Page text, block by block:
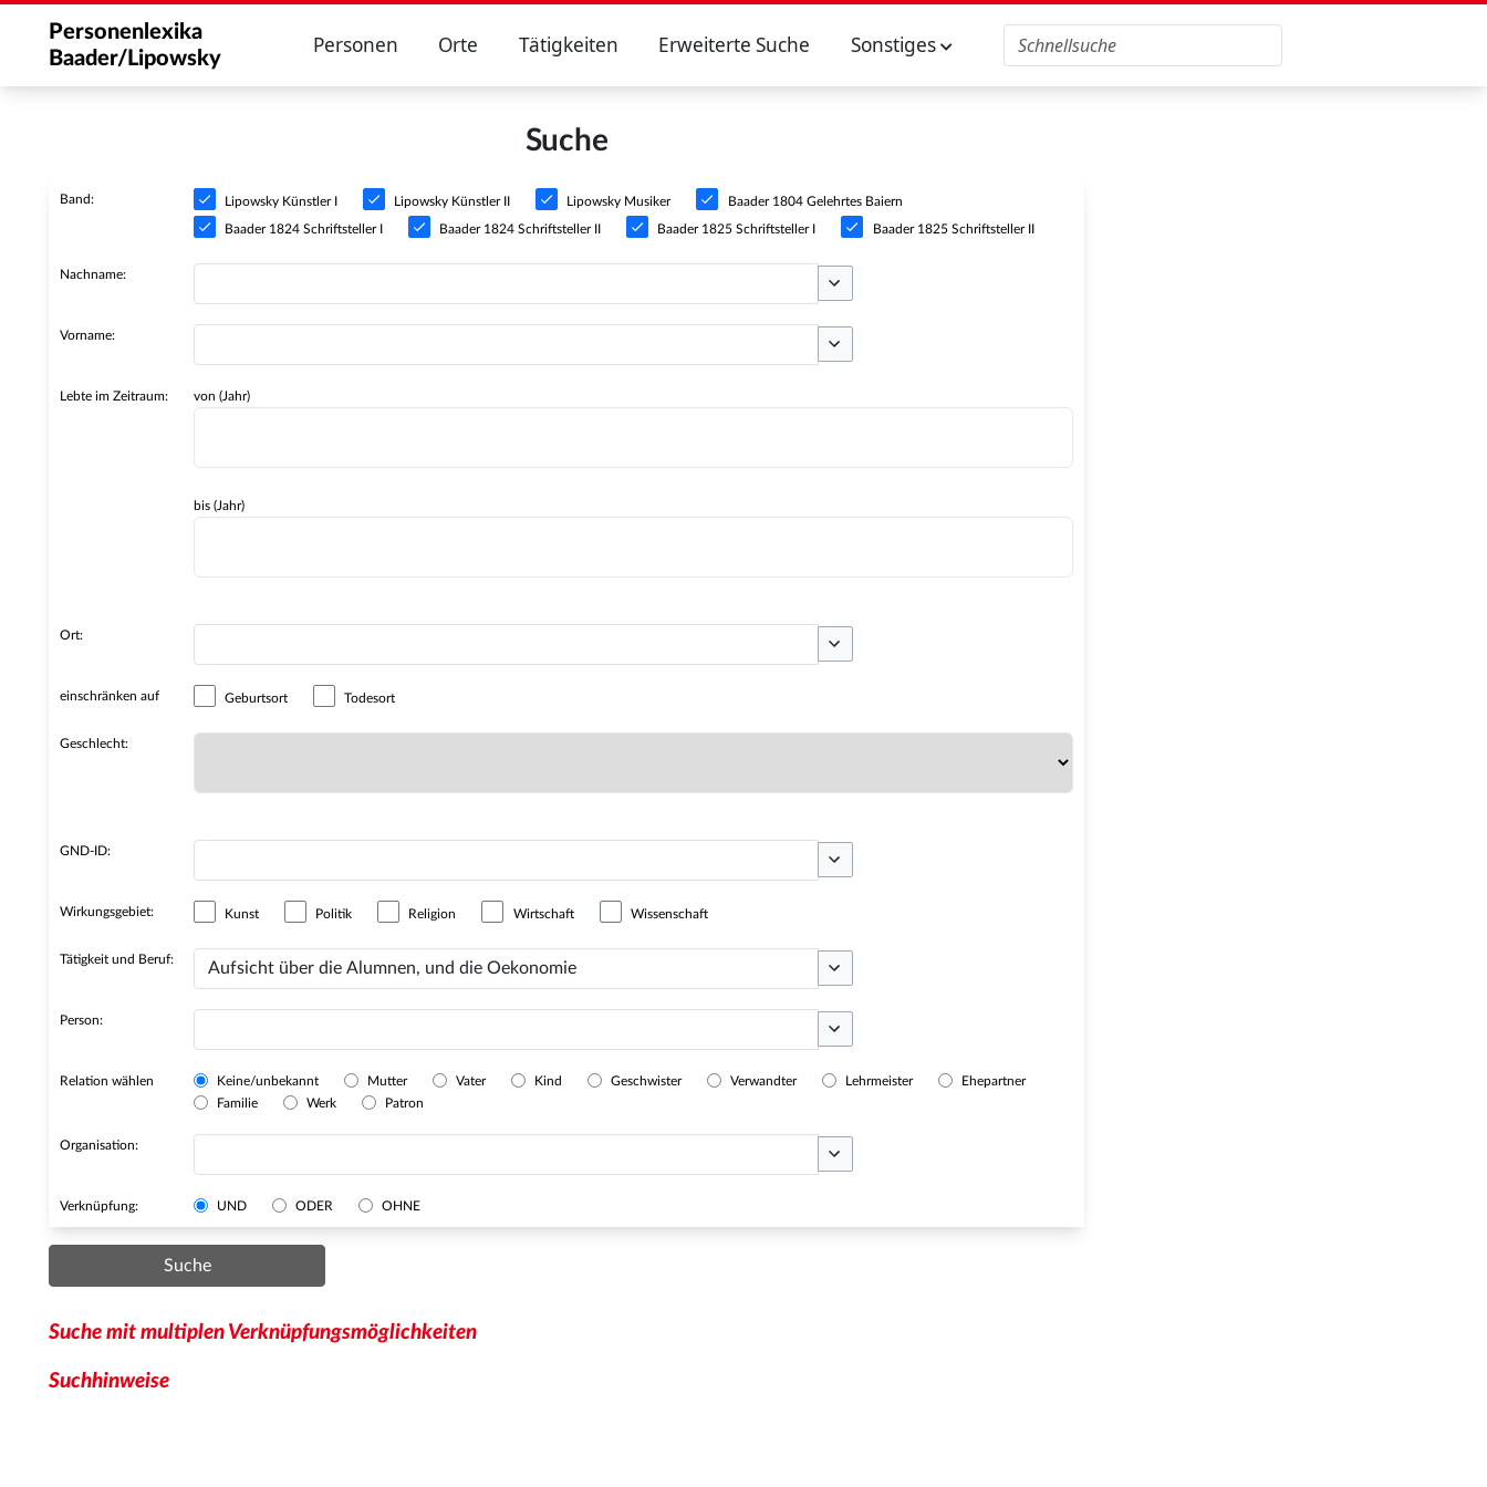
Personenlexika
Baader/Lipowsky
Personen Orte Tätigkeiten Erweiterte Suche Sonstiges
Suche
Band: Lipowsky Künstler I Lipowsky Künstler II Lipowsky Musiker Baader 1804 Gelehrtes Baiern
Baader 1824 Schriftsteller I Baader 1824 Schriftsteller II Baader 1825 Schriftsteller I Baader 1825 Schriftsteller II
Nachname:
Optionen umschalten
Vorname:
Optionen umschalten
Lebte im Zeitraum: von (Jahr)
bis (Jahr)
Ort:
Optionen umschalten
einschränken auf Geburtsort Todesort
Geschlecht:
GND-ID:
Optionen umschalten
Wirkungsgebiet: Kunst Politik Religion Wirtschaft Wissenschaft
Tätigkeit und Beruf:
Optionen umschalten
Person:
Optionen umschalten
Relation wählen Keine/unbekannt Mutter Vater Kind Geschwister Verwandter Lehrmeister
Ehepartner
Familie
Werk Patron
Organisation:
Optionen umschalten
Verknüpfung: UND ODER OHNE
Suche
Suche mit multiplen Verknüpfungsmöglichkeiten
Suchhinweise